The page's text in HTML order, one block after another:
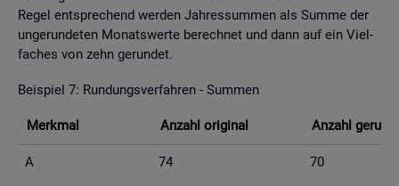
Regel ent­spre­chend wer­den Jah­res­sum­men als Summe der
un­ge­run­de­ten Mo­nats­wer­te be­rech­net und dann auf ein Viel­
fa­ches von zehn ge­run­det.
Bei­spiel 7: Run­dungs­ver­fah­ren - Sum­men
Merk­mal An­zahl ori­gi­nal An­zahl
A 74 70